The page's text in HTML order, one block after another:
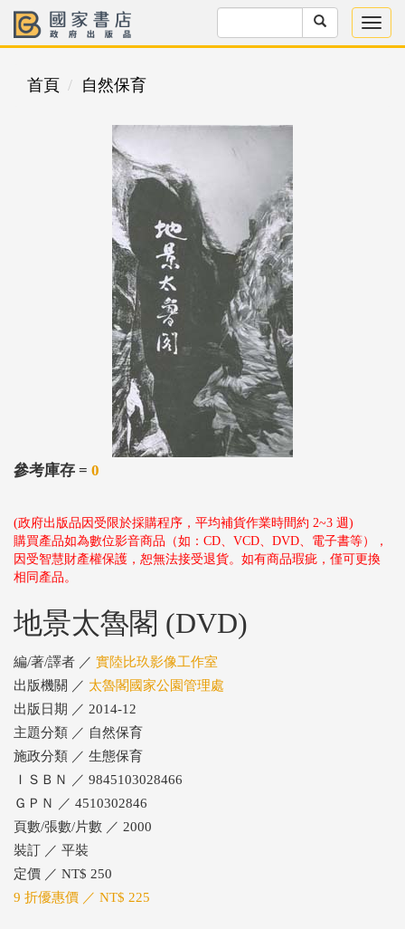
首頁 自然保育
參考庫存 = 0
(政府出版品因受限於採購程序，平均補貨作業時間約 2~3 週)
購買產品如為數位影音商品（如：CD、VCD、DVD、電子書等），
因受智慧財產權保護，恕無法接受退貨。如有商品瑕疵，僅可更換
相同產品。
地景太魯閣 (DVD)
編/著/譯者 ／ 實陸比玖影像工作室
出版機關 ／ 太魯閣國家公園管理處
出版日期 ／ 2014-12
主題分類 ／ 自然保育
施政分類 ／ 生態保育
ＩＳＢＮ ／ 9845103028466
ＧＰＮ ／ 4510302846
頁數/張數/片數 ／ 2000
裝訂 ／ 平裝
定價 ／ NT$ 250
9 折優惠價 ／ NT$ 225